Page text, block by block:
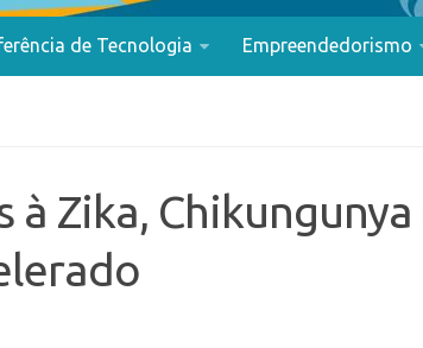
de Tecnologia Empreendedorismo
Zika,